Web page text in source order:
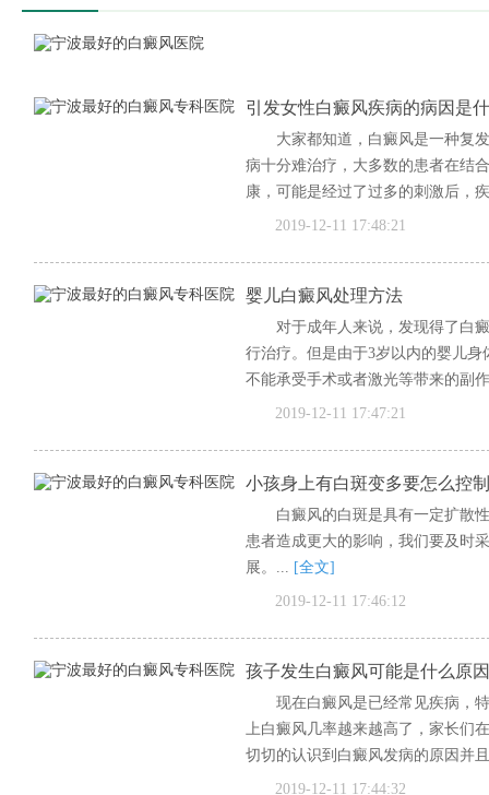
引发女性白癜风疾病的病因是
大家都知道，白癜风是一种复
病十分难治疗，大多数的患者在结
康，可能是经过了过多的刺激后，
者...[全文]
2019-12-11 17:48:21
婴儿白癜风处理方法
对于成年人来说，发现得了白
行治疗。但是由于3岁以内的婴儿
不能承受手术或者激光等带来的副
2019-12-11 17:47:21
小孩身上有白斑变多要怎么控制
白癜风的白斑是具有一定扩散
患者造成更大的影响，我们要及时
展。... [全文]
2019-12-11 17:46:12
孩子发生白癜风可能是什么原
现在白癜风是已经常见疾病，
上白癜风几率越来越高了，家长们
切切的认识到白癜风发病的原因并
[全文]2019-12-11 17:44:32